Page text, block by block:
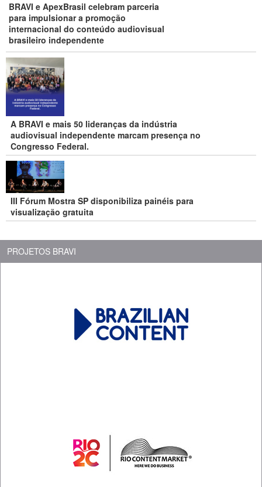
BRAVI e ApexBrasil celebram parceria
para impulsionar a promoção
internacional do conteúdo audiovisual
brasileiro independente
A BRAVI e mais 50 lideranças da indústria
audiovisual independente marcam presença no
Congresso Federal.
III Fórum Mostra SP disponibiliza painéis para
visualização gratuita
PROJETOS BRAVI